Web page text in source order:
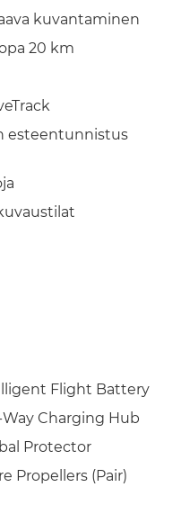
kuvantaminen
20 km
esteentunnistus
Flight Battery
Way Charging Hub
Protector
Propellers (Pair)